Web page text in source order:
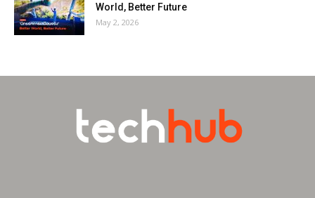
World, Better Future
May 2, 2026